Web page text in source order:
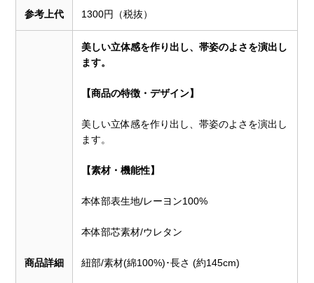
参考上代 1300円（税抜）
商品詳細
美しい立体感を作り出し、帯姿のよさを演出し
ます。
【商品の特徴・デザイン】
美しい立体感を作り出し、帯姿のよさを演出し
ます。
【素材・機能性】
本体部表生地/レーヨン100%
本体部芯素材/ウレタン
紐部/素材(綿100%)･長さ (約145cm)